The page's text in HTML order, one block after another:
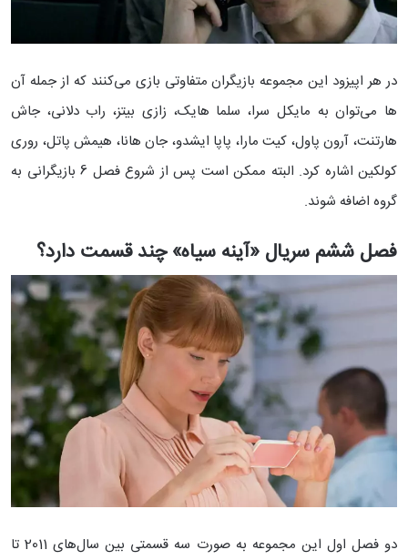
در هر اپیزود این مجموعه بازیگران متفاوتی بازی می‌کنند که از جمله آن
ها می‌توان به مایکل سرا، سلما هایک، زازی بیتز، راب دلانی، جاش
هارتنت، آرون پاول، کیت مارا، پاپا ایشدو، جان هانا، هیمش پاتل، روری
کولکین اشاره کرد. البته ممکن است پس از شروع فصل 6 بازیگرانی به
گروه اضافه شوند.
فصل ششم سریال «آینه سیاه» چند قسمت دارد؟
دو فصل اول این مجموعه به صورت سه قسمتی بین سال‌های 2011 تا